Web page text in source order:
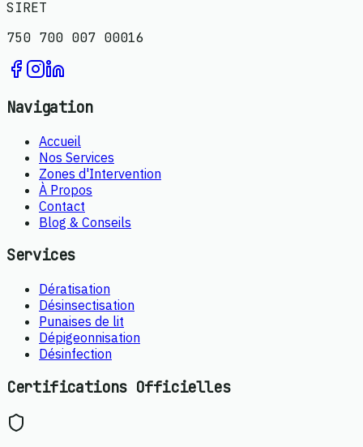
SIRET
750 700 007 00016
Navigation
Accueil
Nos Services
Zones d'Intervention
À Propos
Contact
Blog & Conseils
Services
Dératisation
Désinsectisation
Punaises de lit
Dépigeonnisation
Désinfection
Certifications Officielles